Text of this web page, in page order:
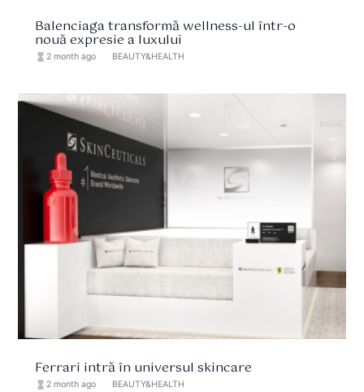
Balenciaga transformă wellness-ul într-o
nouă expresie a luxului
hourglass_full 2 month ago BEAUTY&HEALTH
Ferrari intră în universul skincare
hourglass_full 2 month ago BEAUTY&HEALTH